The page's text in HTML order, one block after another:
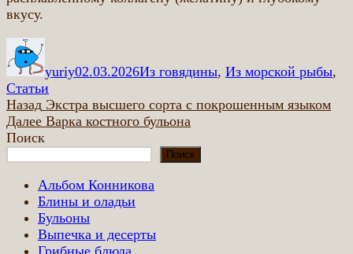
вкусу.
yuriy02.03.2026Из говядины, Из морской рыбы,
Статьи
Навигация
по
записям
Назад Предыдущая
запись:
Экстра высшего сорта с покрошенным языком
Далее Следующая
Варка костного бульона
Поиск
Поиск
Альбом Конникова
Блины и оладьи
Бульоны
Выпечка и десерты